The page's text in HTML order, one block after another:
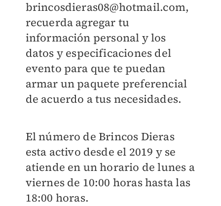
brincosdieras08@hotmail.com,
recuerda agregar tu
información personal y los
datos y especificaciones del
evento para que te puedan
armar un paquete preferencial
de acuerdo a tus necesidades.
El número de Brincos Dieras
esta activo desde el 2019 y se
atiende en un horario de lunes a
viernes de 10:00 horas hasta las
18:00 horas.